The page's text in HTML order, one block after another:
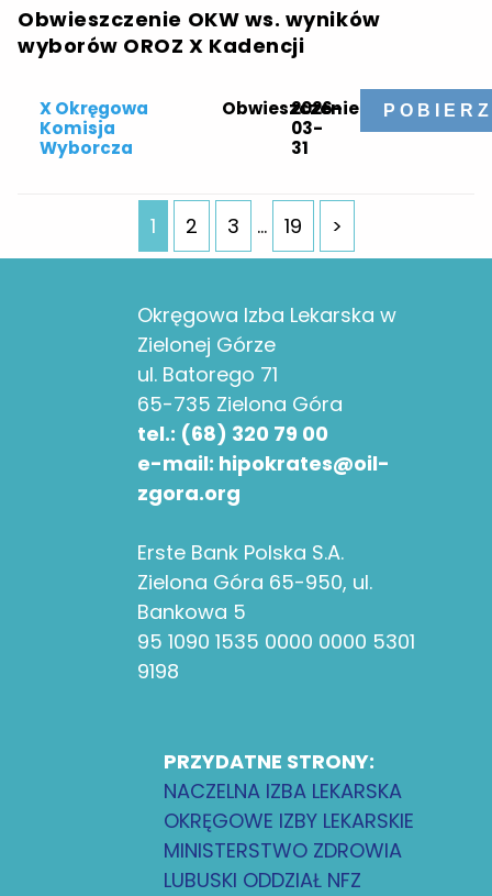
Obwieszczenie OKW ws. wyników
wyborów OROZ X Kadencji
X Okręgowa
Komisja
Wyborcza
Obwieszczenie
2026-
03-
31
POBIERZ
1 2 3 … 19 >
Okręgowa Izba Lekarska w
Zielonej Górze
ul. Batorego 71
65-735 Zielona Góra
tel.: (68) 320 79 00
e-mail: hipokrates@oil-
zgora.org
Erste Bank Polska S.A.
Zielona Góra 65-950, ul.
Bankowa 5
95 1090 1535 0000 0000 5301
9198
PRZYDATNE STRONY:
NACZELNA IZBA LEKARSKA
OKRĘGOWE IZBY LEKARSKIE
MINISTERSTWO ZDROWIA
LUBUSKI ODDZIAŁ NFZ